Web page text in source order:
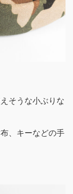
そうな小ぶりな
、キーなどの手